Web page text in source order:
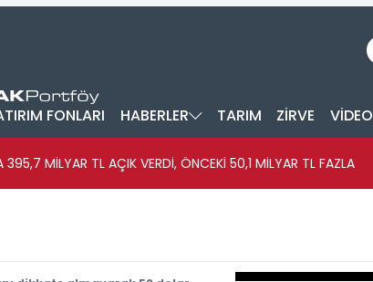
FONLARI HABERLER TARIM ZİRVE VİDEO
395,7 MİLYAR TL AÇIK VERDİ, ÖNCEKİ 50,1 MİLYAR TL FAZLA